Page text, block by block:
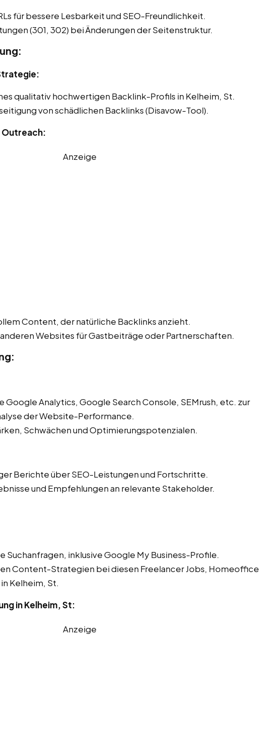
für bessere Lesbarkeit und SEO-Freundlichkeit.
(301, 302) bei Änderungen der Seitenstruktur.
qualitativ hochwertigen Backlink-Profils in Kelheim, St.
von schädlichen Backlinks (Disavow-Tool).
Anzeige
Content, der natürliche Backlinks anzieht.
Websites für Gastbeiträge oder Partnerschaften.
Google Analytics, Google Search Console, SEMrush, etc. zur
der Website-Performance.
Schwächen und Optimierungspotenzialen.
Berichte über SEO-Leistungen und Fortschritte.
und Empfehlungen an relevante Stakeholder.
Suchanfragen, inklusive Google My Business-Profile.
Content-Strategien bei diesen Freelancer Jobs, Homeoffice
Kelheim, St.
in Kelheim, St:
Anzeige